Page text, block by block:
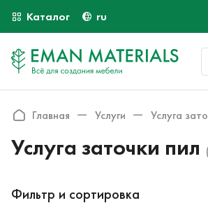
Каталог ru
Главная Услуги Услуга
Услуга заточки пил
Фильтр и сортировка